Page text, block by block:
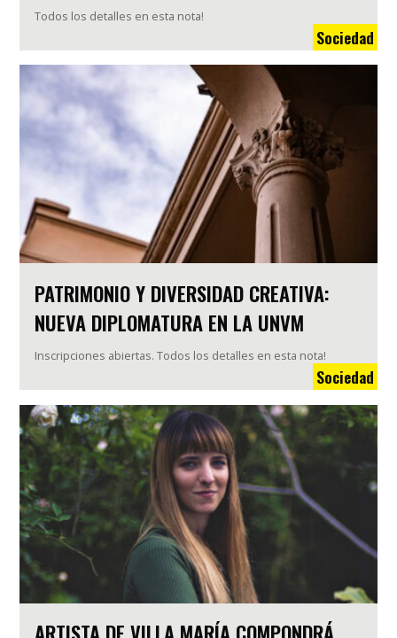
Todos los detalles en esta nota!
Sociedad
PATRIMONIO Y DIVERSIDAD CREATIVA:
NUEVA DIPLOMATURA EN LA UNVM
Inscripciones abiertas. Todos los detalles en esta nota!
Sociedad
ARTISTA DE VILLA MARÍA COMPONDRÁ